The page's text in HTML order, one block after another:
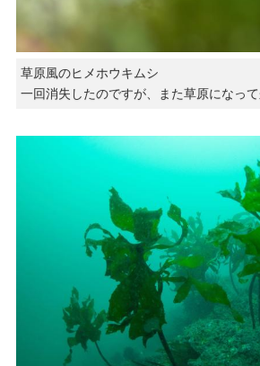
草原風のヒメホウキムシ
一回消失したのですが、また草原になって